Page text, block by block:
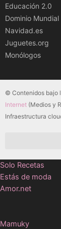
Educación 2.0
Dominio Mundial
Navidad.es
Juguetes.org
Monólogos
© Contenidos bajo
Internet (Medios y
Infraestructura
Solo Recetas
Estás de moda
Amor.net
Mamuky